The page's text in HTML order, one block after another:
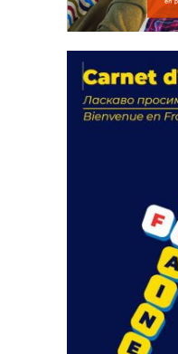
actions
18 septembre 2023
FEUILLETER